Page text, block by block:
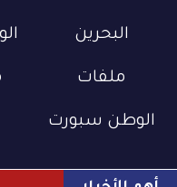
البحرين
ملفات
الوطن سبورت